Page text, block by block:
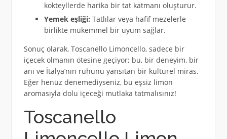
kokteyllerde harika bir tat katmanı oluşturur.
Yemek eşliği: Tatlılar veya hafif mezelerle
birlikte mükemmel bir uyum sağlar.
Sonuç olarak, Toscanello Limoncello, sadece bir
içecek olmanın ötesine geçiyor; bu, bir deneyim, bir
anı ve İtalya’nın ruhunu yansıtan bir kültürel miras.
Eğer henüz denemediyseniz, bu eşsiz limon
aromasıyla dolu içeceği mutlaka tatmalısınız!
Toscanello